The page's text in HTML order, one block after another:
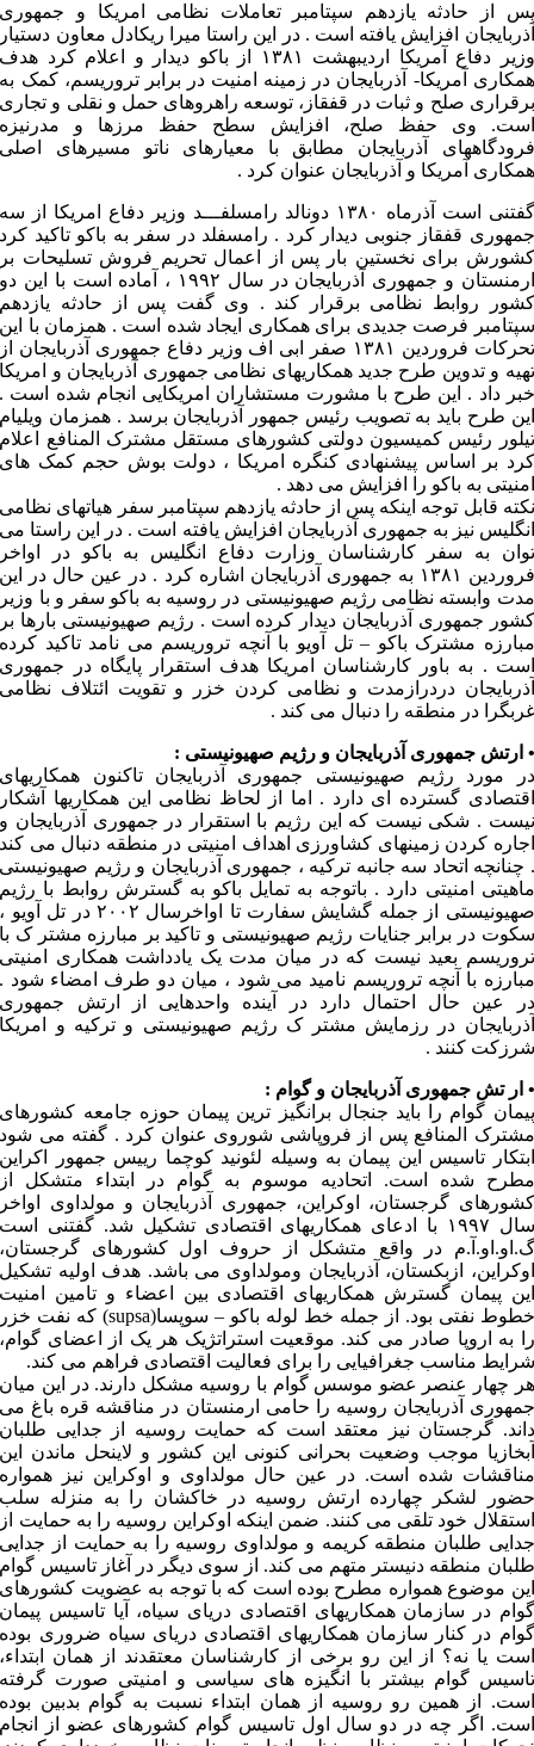
پس از حادثه یازدهم سپتامبر تعاملات نظامی امریکا و جمهوری
آذربایجان افزایش یافته است . در این راستا میرا ریکادل معاون دستیار
وزیر دفاع آمریکا اردیبهشت ۱۳۸۱ از باکو دیدار و اعلام کرد هدف
همکاری آمریکا- آذربایجان در زمینه امنیت در برابر تروریسم، کمک به
برقراری صلح و ثبات در قفقاز، توسعه راهروهای حمل و نقلی و تجاری
است. وی حفظ صلح، افزایش سطح حفظ مرزها و مدرنیزه
فرودگاههای آذربایجان مطابق با معیارهای ناتو مسیرهای اصلی
همکاری آمریکا و آذربایجان عنوان کرد .
گفتنی است آذرماه ۱۳۸۰ دونالد رامسلفـــد وزیر دفاع امریکا از سه
جمهوری قفقاز جنوبی دیدار کرد . رامسفلد در سفر به باکو تاکید کرد
کشورش برای نخستین بار پس از اعمال تحریم فروش تسلیحات بر
ارمنستان و جمهوری آذربایجان در سال ۱۹۹۲ ، آماده است با این دو
کشور روابط نظامی برقرار کند . وی گفت پس از حادثه یازدهم
سپتامبر فرصت جدیدی برای همکاری ایجاد شده است . همزمان با این
تحرکات فروردین ۱۳۸۱ صفر ابی اف وزیر دفاع جمهوری آذربایجان از
تهیه و تدوین طرح جدید همکاریهای نظامی جمهوری آذربایجان و امریکا
خبر داد . این طرح با مشورت مستشاران امریکایی انجام شده است .
این طرح باید به تصویب رئیس جمهور آذربایجان برسد . همزمان ویلیام
تیلور رئیس کمیسیون دولتی کشورهای مستقل مشترک المنافع اعلام
کرد بر اساس پیشنهادی کنگره امریکا ، دولت بوش حجم کمک های
امنیتی به باکو را افزایش می دهد .
نکته قابل توجه اینکه پس از حادثه یازدهم سپتامبر سفر هیاتهای نظامی
انگلیس نیز به جمهوری آذربایجان افزایش یافته است . در این راستا می
توان به سفر کارشناسان وزارت دفاع انگلیس به باکو در اواخر
فروردین ۱۳۸۱ به جمهوری آذربایجان اشاره کرد . در عین حال در این
مدت وابسته نظامی رژیم صهیونیستی در روسیه به باکو سفر و با وزیر
کشور جمهوری آذربایجان دیدار کرده است . رژیم صهیونیستی بارها بر
مبارزه مشترک باکو – تل آویو با آنچه تروریسم می نامد تاکید کرده
است . به باور کارشناسان امریکا هدف استقرار پایگاه در جمهوری
آذربایجان دردرازمدت و نظامی کردن خزر و تقویت ائتلاف نظامی
غربگرا در منطقه را دنبال می کند .
• ارتش جمهوری آذربایجان و رژیم صهیونیستی :
در مورد رژیم صهیونیستی جمهوری آذربایجان تاکنون همکاریهای
اقتصادی گسترده ای دارد . اما از لحاظ نظامی این همکاریها آشکار
نیست . شکی نیست که این رژیم با استقرار در جمهوری آذربایجان و
اجاره کردن زمینهای کشاورزی اهداف امنیتی در منطقه دنبال می کند
. چنانچه اتحاد سه جانبه ترکیه ، جمهوری آذربایجان و رژیم صهیونیستی
ماهیتی امنیتی دارد . باتوجه به تمایل باکو به گسترش روابط با رژیم
صهیونیستی از جمله گشایش سفارت تا اواخرسال ۲۰۰۲ در تل آویو ،
سکوت در برابر جنایات رژیم صهیونیستی و تاکید بر مبارزه مشتر ک با
تروریسم بعید نیست که در میان مدت یک یادداشت همکاری امنیتی
مبارزه با آنچه تروریسم نامید می شود ، میان دو طرف امضاء شود .
در عین حال احتمال دارد در آینده واحدهایی از ارتش جمهوری
آذربایجان در رزمایش مشتر ک رژیم صهیونیستی و ترکیه و امریکا
شرزکت کنند .
• ار تش جمهوری آذربایجان و گوام :
پیمان گوام را باید جنجال برانگیز ترین پیمان حوزه جامعه کشورهای
مشترک المنافع پس از فروپاشی شوروی عنوان کرد . گفته می شود
ابتکار تاسیس این پیمان به وسیله لئونید کوچما رییس جمهور اکراین
مطرح شده است. اتحادیه موسوم به گوام در ابتداء متشکل از
کشورهای گرجستان، اوکراین، جمهوری آذربایجان و مولداوی اواخر
سال ۱۹۹۷ با ادعای همکاریهای اقتصادی تشکیل شد. گفتنی است
گ.او.او.آ.م در واقع متشکل از حروف اول کشورهای گرجستان،
اوکراین، ازبکستان، آذربایجان ومولداوی می باشد. هدف اولیه تشکیل
این پیمان گسترش همکاریهای اقتصادی بین اعضاء و تامین امنیت
خطوط نفتی بود. از جمله خط لوله باکو – سوپسا(supsa) که نفت خزر
را به اروپا صادر می کند. موقعیت استراتژیک هر یک از اعضای گوام،
شرایط مناسب جغرافیایی را برای فعالیت اقتصادی فراهم می کند.
هر چهار عنصر عضو موسس گوام با روسیه مشکل دارند. در این میان
جمهوری آذربایجان روسیه را حامی ارمنستان در مناقشه قره باغ می
داند. گرجستان نیز معتقد است که حمایت روسیه از جدایی طلبان
آبخازیا موجب وضعیت بحرانی کنونی این کشور و لاینحل ماندن این
مناقشات شده است. در عین حال مولداوی و اوکراین نیز همواره
حضور لشکر چهارده ارتش روسیه در خاکشان را به منزله سلب
استقلال خود تلقی می کنند. ضمن اینکه اوکراین روسیه را به حمایت از
جدایی طلبان منطقه کریمه و مولداوی روسیه را به حمایت از جدایی
طلبان منطقه دنیستر متهم می کند. از سوی دیگر در آغاز تاسیس گوام
این موضوع همواره مطرح بوده است که با توجه به عضویت کشورهای
گوام در سازمان همکاریهای اقتصادی دریای سیاه، آیا تاسیس پیمان
گوام در کنار سازمان همکاریهای اقتصادی دریای سیاه ضروری بوده
است یا نه؟ از این رو برخی از کارشناسان معتقدند از همان ابتداء،
تاسیس گوام بیشتر با انگیزه های سیاسی و امنیتی صورت گرفته
است. از همین رو روسیه از همان ابتداء نسبت به گوام بدبین بوده
است. اگر چه در دو سال اول تاسیس گوام کشورهای عضو از انجام